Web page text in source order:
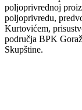
Nakon javnih
16.09.2009. godine,
treća Javna
poljoprivrednoj
poljoprivredu,